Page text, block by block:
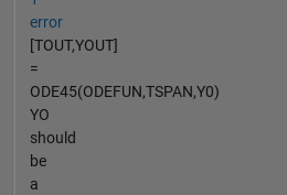
error
[TOUT,YOUT]
=
ODE45(ODEFUN,TSPAN,Y0)
YO
should
be
a